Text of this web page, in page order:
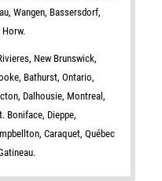
Wangen, Bassersdorf,
New Brunswick,
Bathurst, Ontario,
Dalhousie, Montreal,
Boniface, Dieppe,
Caraquet, Québec